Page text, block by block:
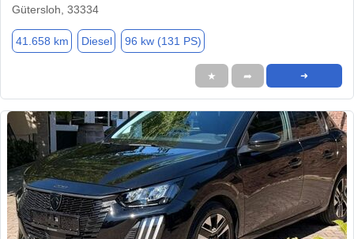
Gütersloh, 33334
41.658 km Diesel 96 kw (131 PS)
★ ➦ ➜